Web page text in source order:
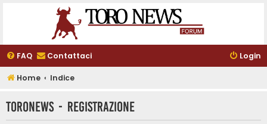
FAQ Contattaci Login
Home Indice
ToroNews - Registrazione